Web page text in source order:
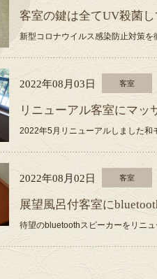
客室の鍵は全てUV殺菌し
新型コロナウイルス感染防止対策
2022年08月03日 客室
リニューアル客室にマッ
2022年5月リニューアルしました和
2022年08月02日 客室
展望風呂付客室に
待望のbluetoothスピーカーをリニ